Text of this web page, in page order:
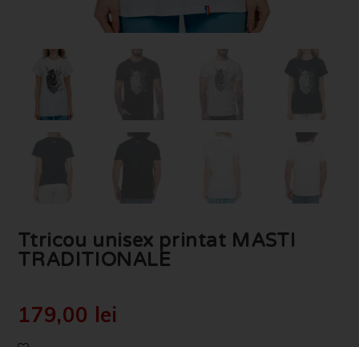
Ttricou unisex printat MASTI
TRADITIONALE
179,00 lei